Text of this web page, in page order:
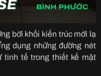
bởi khối kiến trúc mới lạ
dụng những đường nét
tinh tế trong thiết kế mặt